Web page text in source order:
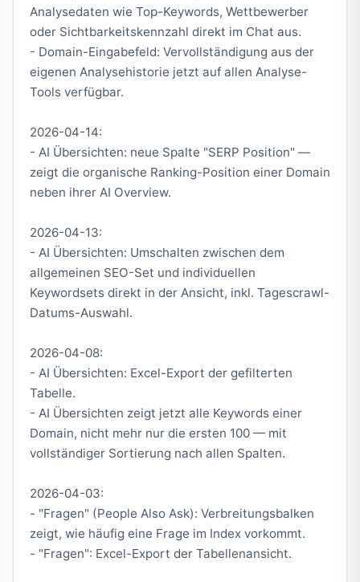
Analysedaten wie Top-Keywords, Wettbewerber
oder Sichtbarkeitskennzahl direkt im Chat aus.
- Domain-Eingabefeld: Vervollständigung aus der
eigenen Analysehistorie jetzt auf allen Analyse-
Tools verfügbar.
2026-04-14:
- AI Übersichten: neue Spalte "SERP Position" —
zeigt die organische Ranking-Position einer Domain
neben ihrer AI Overview.
2026-04-13:
- AI Übersichten: Umschalten zwischen dem
allgemeinen SEO-Set und individuellen
Keywordsets direkt in der Ansicht, inkl. Tagescrawl-
Datums-Auswahl.
2026-04-08:
- AI Übersichten: Excel-Export der gefilterten
Tabelle.
- AI Übersichten zeigt jetzt alle Keywords einer
Domain, nicht mehr nur die ersten 100 — mit
vollständiger Sortierung nach allen Spalten.
2026-04-03:
- "Fragen" (People Also Ask): Verbreitungsbalken
zeigt, wie häufig eine Frage im Index vorkommt.
- "Fragen": Excel-Export der Tabellenansicht.